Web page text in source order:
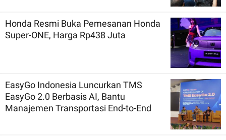
Honda Resmi Buka Pemesanan Honda
Super-ONE, Harga Rp438 Juta
EasyGo Indonesia Luncurkan TMS
EasyGo 2.0 Berbasis AI, Bantu
Manajemen Transportasi End-to-End